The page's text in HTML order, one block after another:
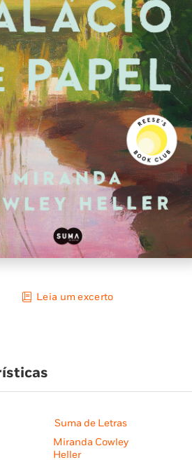
Leia um excerto
Suma de Letras
Miranda Cowley
Heller